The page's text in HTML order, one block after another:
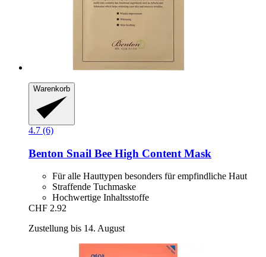
Warenkorb
4.7 (6)
Benton Snail Bee High Content Mask
Für alle Hauttypen besonders für empfindliche Haut
Straffende Tuchmaske
Hochwertige Inhaltsstoffe
CHF 2.92
Zustellung bis 14. August